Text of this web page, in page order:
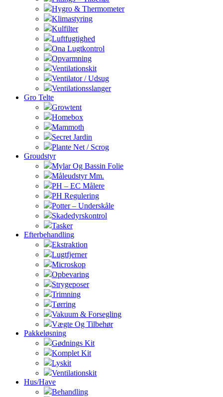
Hygro & Thermometer
Klimastyring
Kulfilter
Luftfugtighed
Ona Lugtkontrol
Opvarmning
Ventilationskit
Ventilator / Udsug
Ventilationsslanger
Gro Telte
Growtent
Homebox
Mammoth
Secret Jardin
Plante Net / Scrog
Groudstyr
Mylar Og Bassin Folie
Måleudstyr Mm.
PH – EC Målere
PH Regulering
Potter – Underskåle
Skadedyrskontrol
Tasker
Efterbehandling
Ekstraktion
Lugtfjerner
Microskop
Opbevaring
Strygeposer
Trimning
Tørring
Vakuum & Forsegling
Vægte Og Tilbehør
Pakkeløsning
Gødnings Kit
Komplet Kit
Lyskit
Ventilationskit
Hus/Have
Behandling